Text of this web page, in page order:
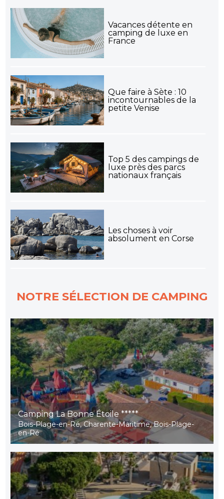
Vacances détente en
camping de luxe en
France
Que faire à Sète : 10
incontournables de la
petite Venise
Top 5 des campings de
luxe près des parcs
nationaux français
Les choses à voir
absolument en Corse
NOTRE SÉLECTION DE CAMPING
Camping La Bonne Étoile *****
Bois-Plage-en-Ré, Charente-Maritime, Bois-Plage-
en-Ré